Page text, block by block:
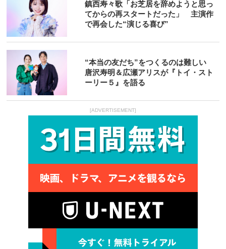
鎮西寿々歌「お芝居を辞めようと思っ
てからの再スタートだった」 主演作
で再会した“演じる喜び”
“本当の友だち”をつくるのは難しい
唐沢寿明＆広瀬アリスが『トイ・スト
ーリー５』を語る
[ADVERTISEMENT]